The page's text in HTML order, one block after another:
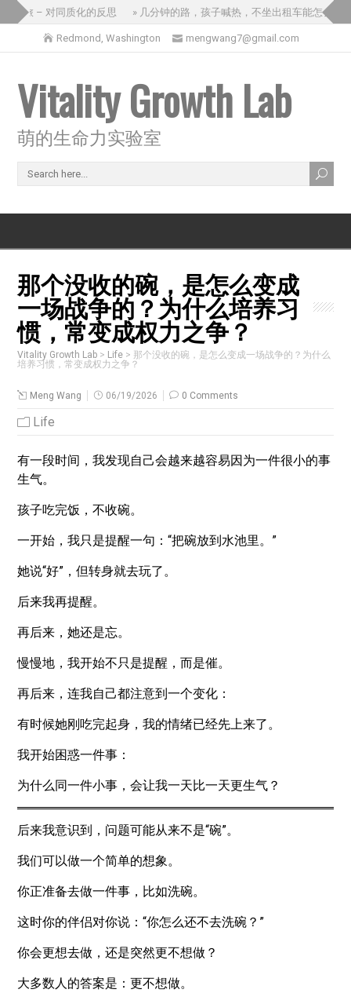
旅 – 对同质化的反思 » 几分钟的路，孩子喊热，不坐出租车能怎么办？
Redmond, Washington mengwang7@gmail.com
Vitality Growth Lab
萌的生命力实验室
那个没收的碗，是怎么变成
一场战争的？为什么培养习
惯，常变成权力之争？
Vitality Growth Lab > Life > 那个没收的碗，是怎么变成一场战争的？为什么
培养习惯，常变成权力之争？
Meng Wang 06/19/2026 0 Comments
Life
有一段时间，我发现自己会越来越容易因为一件很小的事
生气。
孩子吃完饭，不收碗。
一开始，我只是提醒一句：“把碗放到水池里。”
她说“好”，但转身就去玩了。
后来我再提醒。
再后来，她还是忘。
慢慢地，我开始不只是提醒，而是催。
再后来，连我自己都注意到一个变化：
有时候她刚吃完起身，我的情绪已经先上来了。
我开始困惑一件事：
为什么同一件小事，会让我一天比一天更生气？
后来我意识到，问题可能从来不是“碗”。
我们可以做一个简单的想象。
你正准备去做一件事，比如洗碗。
这时你的伴侣对你说：“你怎么还不去洗碗？”
你会更想去做，还是突然更不想做？
大多数人的答案是：更不想做。